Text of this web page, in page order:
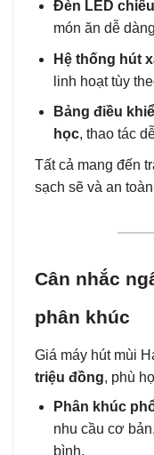
Đèn LED
món ăn dễ
Hệ thống hút
linh hoạt tùy
Bảng điều
học, thao tác
Tất cả mang đến
sạch sẽ và an
Cân nhắc
phân khúc
Giá máy hút mùi
triệu đồng, phù
Phân khúc
nhu cầu cơ
bình.